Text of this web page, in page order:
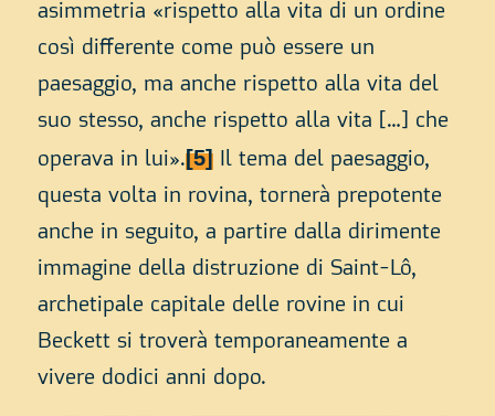
asimmetria «rispetto alla vita di un ordine
così differente come può essere un
paesaggio, ma anche rispetto alla vita del
suo stesso, anche rispetto alla vita […] che
operava in lui».[5]Il tema del paesaggio,
questa volta in rovina, tornerà prepotente
anche in seguito, a partire dalla dirimente
immagine della distruzione di Saint-Lô,
archetipale capitale delle rovine in cui
Beckett si troverà temporaneamente a
vivere dodici anni dopo.